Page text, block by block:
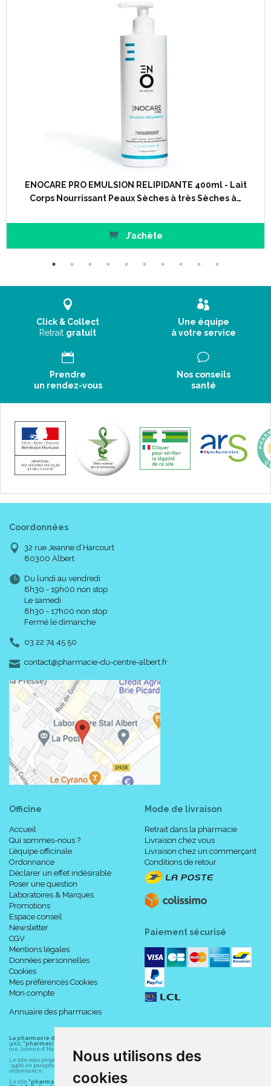
Nous utilisons des
cookies
satine et lisse le grain de peau pour retrouver un teint
Pour une action ciblée sur les imperfections, le soin
correcteur anti-marques Perfect Skin Spot accélère la
résorption des boutons et limite le risque d’
hyperpigmentation post-inflammatoire.
Enfin, pour assainir la peau du corps, la lotion exfoliante et
et rugosités pour retrouver une peau lisse et douce.
Code EAN : 3770008263482
ENOCARE PRO EMULSION RELIPIDANTE 400ml - Lait
Corps Nourrissant Peaux Sèches à très Sèches à…
J’achète
Click & Collect
Retrait gratuit
Une équipe
à votre service
Prendre
un rendez-vous
Nos conseils
santé
Coordonnées
32 rue Jeanne d’Harcourt
80300 Albert
Du lundi au vendredi
8h30 - 19h00 non stop
Le samedi
8h30 - 17h00 non stop
Fermé le dimanche
03 22 74 45 50
contact-
@-
pharmacie-du-centre-albert.fr
Officine
Accueil
Qui sommes-nous ?
L’équipe officinale
Ordonnance
Déclarer un effet indésirable
Poser une question
Laboratoires & Marques
Promotions
Espace conseil
Newsletter
CGV
Mentions légales
Données personnelles
Cookies
Mes préférences Cookies
Mon compte
Annuaire des pharmacies
Mode de livraison
Retrait dans la pharmacie
Livraison chez vous
Livraison chez un commerçant
Conditions de retour
Paiement sécurisé
La pharmacie du centre à Albert
9001. "pharmacie-du-centre-albert.fr "
rue Jeanne d' Harcourt, 80300 Albert.
Le site vous propose un large choix de plus de 11000 références, au prix les plus bas possible
: 9400 en parapharmacie, animaux, orthopédie, matériel médical. 1700 en médicaments sans
ordonnance.
Le site "pharmacie-du-centre-albert.fr"vous propose les service suivants :